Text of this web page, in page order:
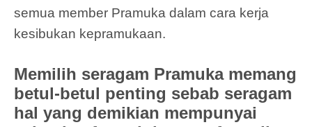
semua member Pramuka dalam cara kerja
kesibukan kepramukaan.
Memilih seragam Pramuka memang
betul-betul penting sebab seragam
hal yang demikian mempunyai